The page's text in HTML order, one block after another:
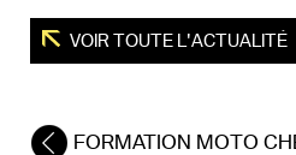
VOIR TOUTE L'ACTUALITÉ
FORMATION MOTO CHEZ CENTAURE PROVENCE-